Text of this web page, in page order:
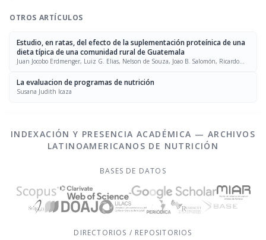
OTROS ARTÍCULOS
Estudio, en ratas, del efecto de la suplementación proteínica de una
dieta típica de una comunidad rural de Guatemala
Juan Jocobo Erdmenger, Luiz G. Elias, Nelson de Souza, Joao B. Salomón, Ricardo
La evaluacion de programas de nutrición
Susana Judith Icaza
INDEXACIÓN Y PRESENCIA ACADÉMICA — ARCHIVOS
LATINOAMERICANOS DE NUTRICIÓN
BASES DE DATOS
DIRECTORIOS / REPOSITORIOS